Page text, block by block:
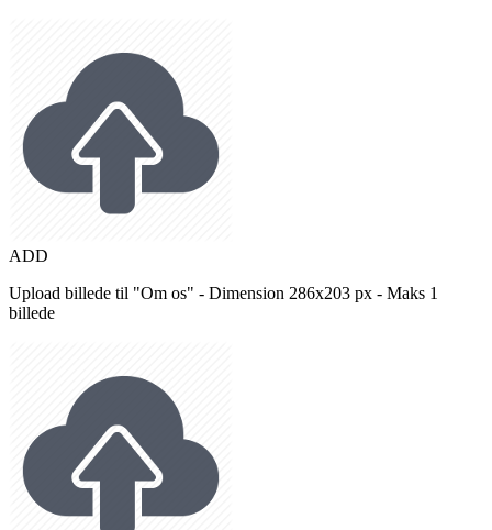
ADD
Upload billede til "Om os" - Dimension 286x203 px - Maks 1
billede